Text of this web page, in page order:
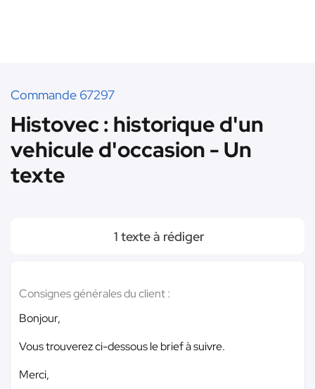
Commande 67297
Histovec : historique d'un
vehicule d'occasion - Un
texte
1 texte à rédiger
Consignes générales du client :
Bonjour,
Vous trouverez ci-dessous le brief à suivre.
Merci,